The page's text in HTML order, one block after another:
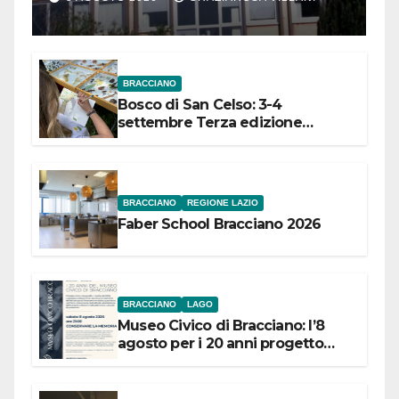
Meridionale
BRACCIANO
Bosco di San Celso: 3-4
settembre Terza edizione
BRACCIANO REGIONE LAZIO
Faber School Bracciano 2026
BRACCIANO LAGO
Museo Civico di Bracciano: l’8
agosto per i 20 anni progetto